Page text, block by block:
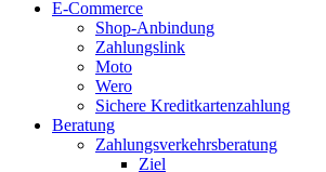
E-Commerce
Shop-Anbindung
Zahlungslink
Moto
Wero
Sichere Kreditkartenzahlung
Beratung
Zahlungsverkehrsberatung
Ziel